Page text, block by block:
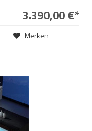
3.390,00 €*
Merken